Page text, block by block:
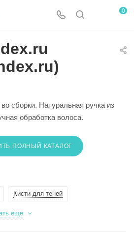
0
сборки. Натуральная ручка из
обработка волоса.
ПОЛНЫЙ КАТАЛОГ
Кисти для теней
еще